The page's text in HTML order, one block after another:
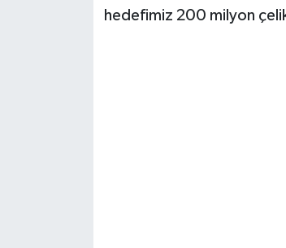
hedefimiz 200 milyon